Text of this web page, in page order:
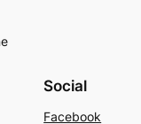
Social
Facebook